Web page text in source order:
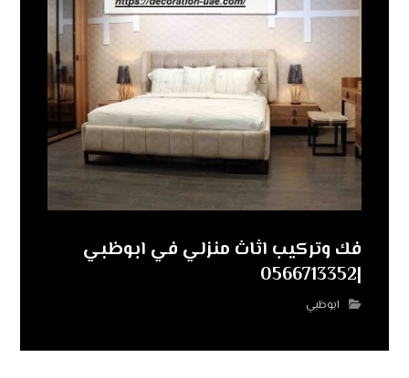
فك وتركيب اثاث منزلي في ابوظبي
|0566713352
ابوظبي